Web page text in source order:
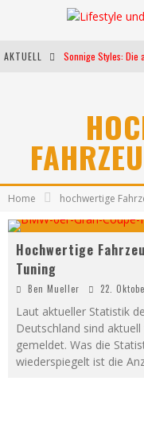
AKTUELL
Weltfrauentag -
Home hochwertige
Hochwertige
Tuning
Ben Mueller 22.
Laut aktueller Statistik
Deutschland sind
gemeldet. Was die
wiederspiegelt ist die